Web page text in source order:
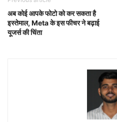
अब कोई आपके फोटो को कर सकता है
इस्तेमाल, Meta के इस फीचर ने बढ़ाई
यूजर्स की चिंता